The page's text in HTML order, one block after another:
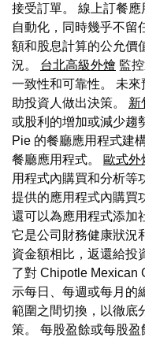
接受訂單。 線上訂餐
自動化，同時幾乎不留
額和股息計算的公允價
況。 台北高級外燴 監
一致性和可靠性。 未
助投資人做出決策。 新
或股利的增加或減少趨
Pie 的餐廳應用程式建
餐廳應用程式。
歐式外
用程式內購買和分析等
提供的應用程式內購買
還可以為應用程式添加
它是公司財務健康狀況
資金額相比，返還給投
了對 Chipotle Mexican
示每日、每週或每月的
範圍之間切換，以徹底
策。 每股盈餘或每股盈